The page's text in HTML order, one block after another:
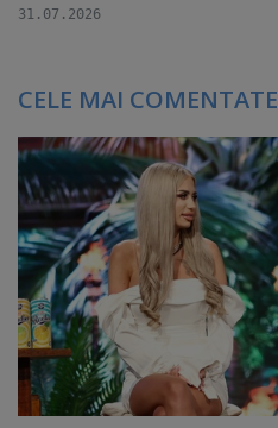
31.07.2026
CELE MAI COMENTATE